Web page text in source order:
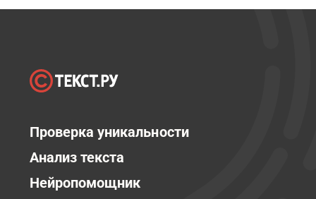
Проверка уникальности
Анализ текста
Нейропомощник